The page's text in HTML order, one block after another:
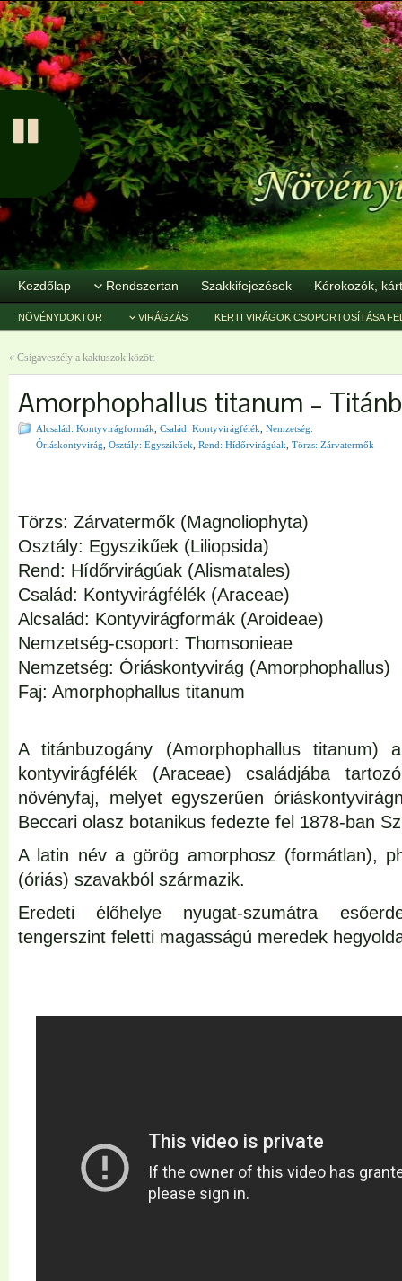
Kezdőlap Rendszertan Szakkifejezések Kórokozók,
NÖVÉNYDOKTOR VIRÁGZÁS KERTI VIRÁGOK CSOPORTOSÍTÁSA
« Csigaveszély a kaktuszok között
Amorphophallus titanum –
Alcsalád: Kontyvirágformák Család: Kontyvirágfélék Nemzetség:
Óriáskontyvirág Osztály: Egyszikűek Rend: Hídőrvirágúak Törzs: Zárvatermők
Törzs: Zárvatermők (Magnoliophyta)
Osztály: Egyszikűek (Liliopsida)
Rend: Hídőrvirágúak (Alismatales)
Család: Kontyvirágfélék (Araceae)
Alcsalád: Kontyvirágformák (Aroideae)
Nemzetség-csoport: Thomsonieae
Nemzetség: Óriáskontyvirág (Amorphophallus)
Faj: Amorphophallus titanum
A titánbuzogány (Amorphophallus titanum) a
kontyvirágfélék (Araceae) családjába tartozó
növényfaj, melyet egyszerűen
Beccari olasz botanikus fedezte fel 1878-ban
A latin név a görög amorphosz (formátlan),
(óriás) szavakból származik.
Eredeti élőhelye nyugat-szumátra
tengerszint feletti magasságú meredek